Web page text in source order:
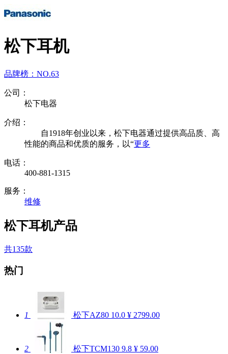
松下耳机
品牌榜： NO.63
公司：
松下电器
介绍：
自1918年创业以来，松下电器通过提供高品质、高
性能的商品和优质的服务，以“更多
电话：
400-881-1315
服务：
维修
松下耳机产品
共135款
热门
1 松下AZ80 10.0 ¥ 2799.00
2 松下TCM130 9.8 ¥ 59.00